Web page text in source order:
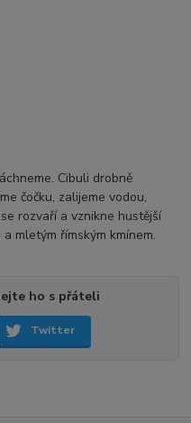
Cibuli drobně
čočku, zalijeme vodou,
rozvaří a vznikne hustější
mletým římským kmínem.
ho s přáteli
Twitter